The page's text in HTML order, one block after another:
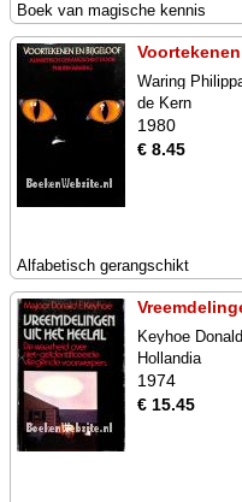
Boek van magische kennis
Waring
de Kern
1980
€ 8.45
Alfabetisch gerangschikt
Keyhoe
Hollandia
1974
€ 15.45